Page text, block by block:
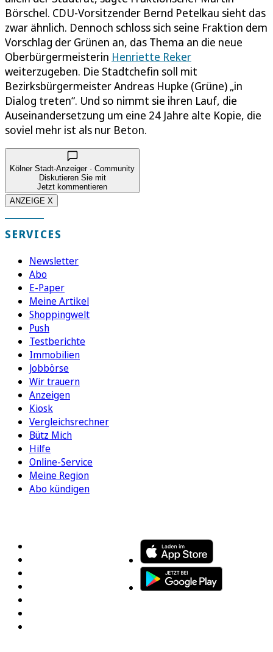
Börschel. CDU-Vorsitzender Bernd Petelkau sieht das
zwar ähnlich. Dennoch schloss sich seine Fraktion dem
Vorschlag der Grünen an, das Thema an die neue
Oberbürgermeisterin Henriette Reker
weiterzugeben. Die Stadtchefin soll mit
Bezirksbürgermeister Andreas Hupke (Grüne) „in
Dialog treten“. Und so nimmt sie ihren Lauf, die
Auseinandersetzung um eine 24 Jahre alte Kopie, die
soviel mehr ist als nur Beton.
Kölner Stadt-Anzeiger · Community
Diskutieren Sie mit
Jetzt kommentieren
ANZEIGE X
SERVICES
Newsletter
Abo
E-Paper
Meine Artikel
Shoppingwelt
Push
Testberichte
Immobilien
Jobbörse
Wir trauern
Anzeigen
Kiosk
Vergleichsrechner
Bütz Mich
Hilfe
Online-Service
Meine Region
Abo kündigen